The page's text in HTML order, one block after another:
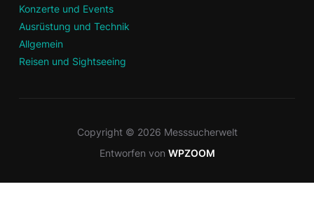
Konzerte und Events
Ausrüstung und Technik
Allgemein
Reisen und Sightseeing
Copyright © 2026 Messsucherwelt
Entworfen von WPZOOM